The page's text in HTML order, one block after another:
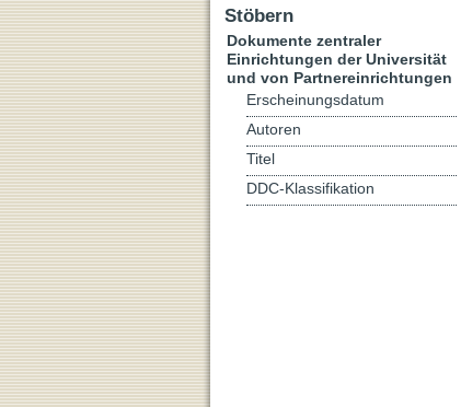
Stöbern
Dokumente zentraler
Einrichtungen der Universität
und von Partnereinrichtungen
Erscheinungsdatum
Autoren
Titel
DDC-Klassifikation